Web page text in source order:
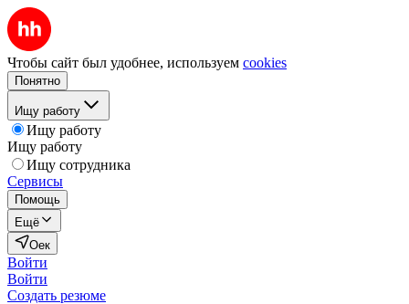
Чтобы сайт был удобнее, используем cookies
Понятно
Ищу работу
Ищу работу
Ищу работу
Ищу сотрудника
Сервисы
Помощь
Ещё
Оек
Войти
Войти
Создать резюме